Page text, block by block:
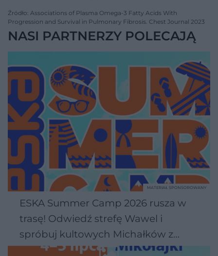
Źródło: Associations of Plasma Omega-3 Fatty Acids With
Progression and Survival in Pulmonary Fibrosis. Chest Journal 2023
NASI PARTNERZY POLECAJĄ
ESKA Summer Camp 2026 rusza w
trasę! Odwiedź strefę Wawel i
spróbuj kultowych Michałków z
Wawelu
MATERIAŁ SPONSOROWANY